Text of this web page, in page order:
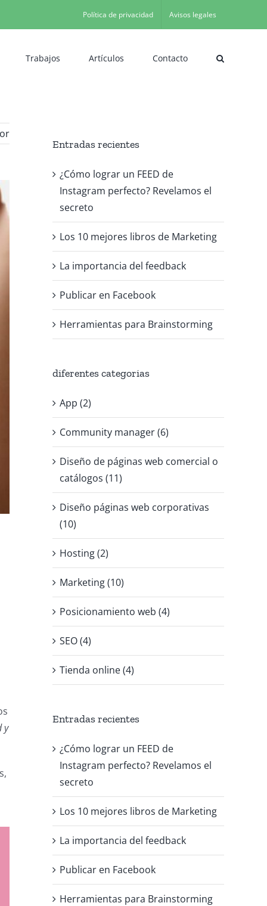
Política de privacidad Avisos legales
Trabajos Artículos Contacto
y
Entradas recientes
¿Cómo lograr un FEED de
Instagram perfecto? Revelamos el
secreto
Los 10 mejores libros de Marketing
La importancia del feedback
Publicar en Facebook
Herramientas para Brainstorming
diferentes categorias
App (2)
Community manager (6)
Diseño de páginas web comercial o
catálogos (11)
Diseño páginas web corporativas
(10)
Hosting (2)
Marketing (10)
Posicionamiento web (4)
SEO (4)
Tienda online (4)
Entradas recientes
¿Cómo lograr un FEED de
Instagram perfecto? Revelamos el
secreto
Los 10 mejores libros de Marketing
La importancia del feedback
Publicar en Facebook
Herramientas para Brainstorming